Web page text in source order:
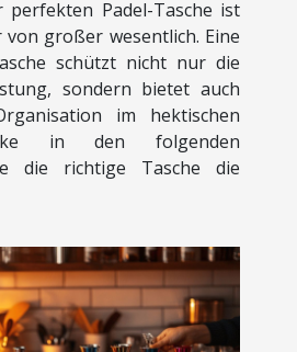
perfekten Padel-Tasche ist
großer wesentlich. Eine
schützt nicht nur die
sondern bietet auch
im hektischen
in den folgenden
die richtige Tasche die